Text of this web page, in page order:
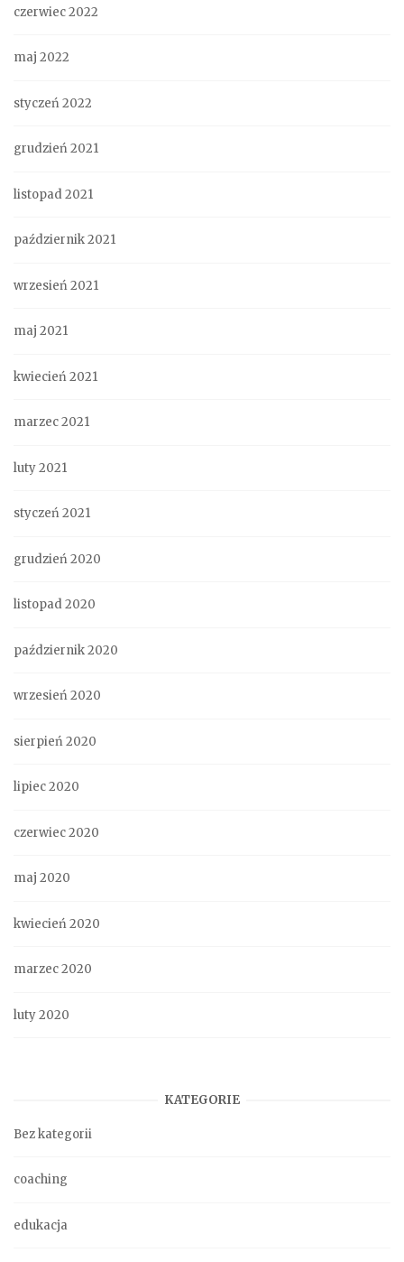
czerwiec 2022
maj 2022
styczeń 2022
grudzień 2021
listopad 2021
październik 2021
wrzesień 2021
maj 2021
kwiecień 2021
marzec 2021
luty 2021
styczeń 2021
grudzień 2020
listopad 2020
październik 2020
wrzesień 2020
sierpień 2020
lipiec 2020
czerwiec 2020
maj 2020
kwiecień 2020
marzec 2020
luty 2020
KATEGORIE
Bez kategorii
coaching
edukacja